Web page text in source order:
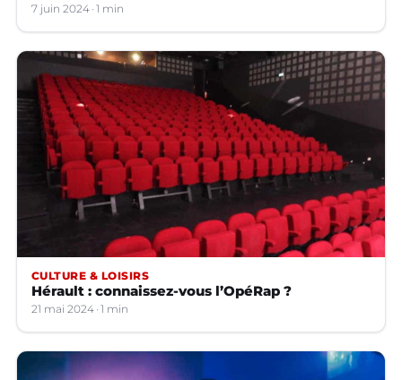
7 juin 2024 1 min
CULTURE & LOISIRS
Hérault : connaissez-vous l’OpéRap ?
21 mai 2024 1 min